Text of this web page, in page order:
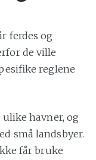
ferdes og
de ville
reglene
havner, og
små landsbyer.
får bruke